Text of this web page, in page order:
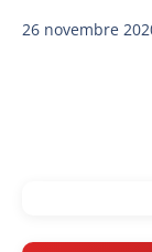
26 novembre